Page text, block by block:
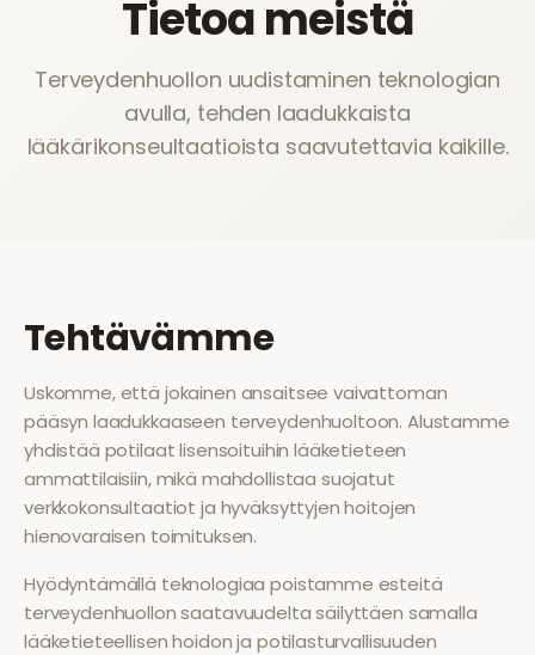
Tietoa meistä
Terveydenhuollon uudistaminen teknologian
avulla, tehden laadukkaista
lääkärikonseultaatioista saavutettavia kaikille.
Tehtävämme
Uskomme, että jokainen ansaitsee vaivattoman
pääsyn laadukkaaseen terveydenhuoltoon. Alustamme
yhdistää potilaat lisensoituihin lääketieteen
ammattilaisiin, mikä mahdollistaa suojatut
verkkokonsultaatiot ja hyväksyttyjen hoitojen
hienovaraisen toimituksen.
Hyödyntämällä teknologiaa poistamme esteitä
terveydenhuollon saatavuudelta säilyttäen samalla
lääketieteellisen hoidon ja potilasturvallisuuden